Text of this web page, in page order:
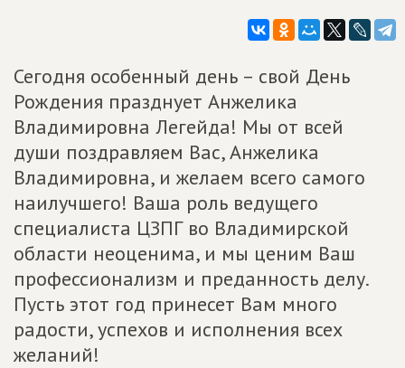
Сегодня особенный день – свой День
Рождения празднует Анжелика
Владимировна Легейда! Мы от всей
души поздравляем Вас, Анжелика
Владимировна, и желаем всего самого
наилучшего! Ваша роль ведущего
специалиста ЦЗПГ во Владимирской
области неоценима, и мы ценим Ваш
профессионализм и преданность делу.
Пусть этот год принесет Вам много
радости, успехов и исполнения всех
желаний!